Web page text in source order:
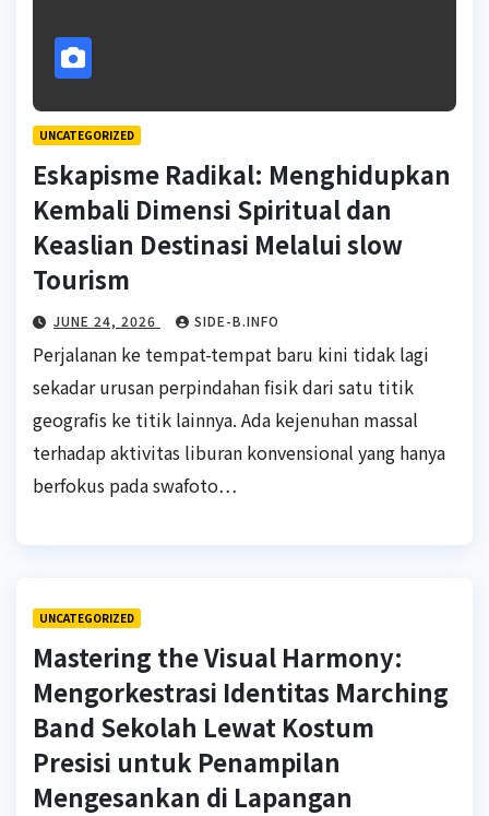
UNCATEGORIZED
Eskapisme Radikal: Menghidupkan
Kembali Dimensi Spiritual dan
Keaslian Destinasi Melalui slow
Tourism
JUNE 24, 2026 SIDE-B.INFO
Perjalanan ke tempat-tempat baru kini tidak lagi
sekadar urusan perpindahan fisik dari satu titik
geografis ke titik lainnya. Ada kejenuhan massal
terhadap aktivitas liburan konvensional yang hanya
berfokus pada swafoto…
UNCATEGORIZED
Mastering the Visual Harmony:
Mengorkestrasi Identitas Marching
Band Sekolah Lewat Kostum
Presisi untuk Penampilan
Mengesankan di Lapangan